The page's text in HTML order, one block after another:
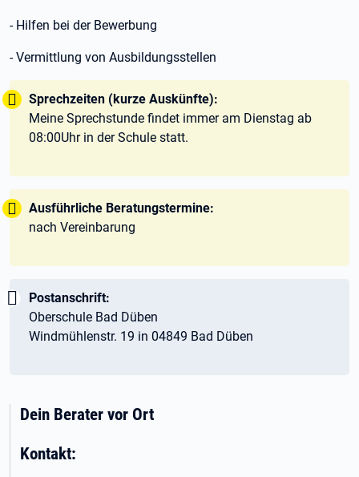
- Hilfen bei der Bewerbung
- Vermittlung von Ausbildungsstellen
Tipp:
Sprechzeiten (kurze Auskünfte):
Meine Sprechstunde findet immer am Dienstag ab
08:00Uhr in der Schule statt.
Tipp:
Ausführliche Beratungstermine:
nach Vereinbarung
Wichtig:
Postanschrift:
Oberschule Bad Düben
Windmühlenstr. 19 in 04849 Bad Düben
Dein Berater vor Ort
Kontakt: